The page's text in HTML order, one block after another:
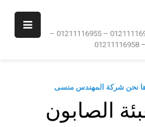
المهندس منسي تعبئة وتغليف 01211116954 – 01211116955 –
نحن شركة المهندس منسى
الصابون